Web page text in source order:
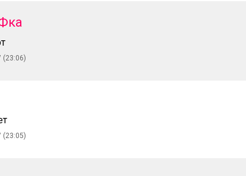
(23:06)
(23:05)